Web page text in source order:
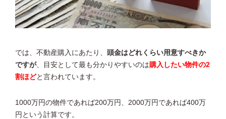
では、不動産購入にあたり、 頭金はどれくらい用意すべきか
ですが、目安として最も分かりやすいのは 購入したい物件の2
割ほどと言われています。
1000万円の物件であれば200万円、2000万円であれば400万
円という計算です。